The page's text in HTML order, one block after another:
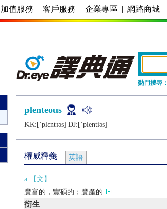
加值服務 | 客戶服務 | 企業專區 | 網路商城
熱門搜尋：
plenteous
KK:[ˈplɛntɪǝs] DJ:[ˈplеntiǝs]
權威釋義 英語
a.【文】
豐富的，豐碩的；豐產的
衍生